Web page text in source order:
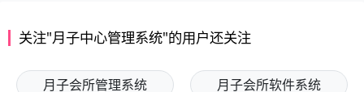
关注"月子中心管理系统"的用户还关注
月子会所管理系统 月子会所软件系统